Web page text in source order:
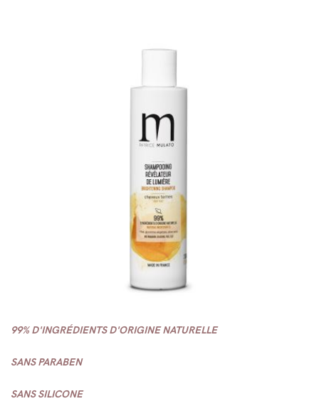
99% D'INGRÉDIENTS D'ORIGINE NATURELLE
SANS PARABEN
SANS SILICONE